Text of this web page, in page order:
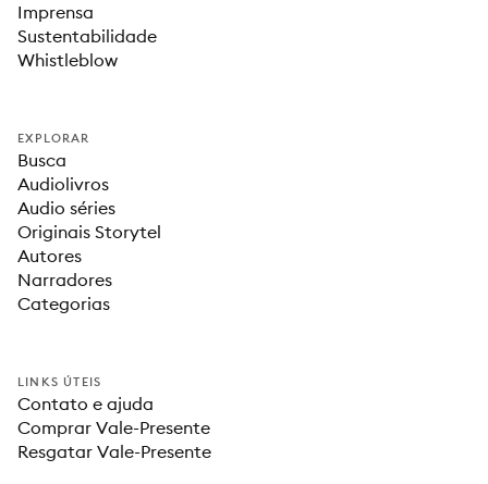
Imprensa
Sustentabilidade
Whistleblow
EXPLORAR
Busca
Audiolivros
Audio séries
Originais Storytel
Autores
Narradores
Categorias
LINKS ÚTEIS
Contato e ajuda
Comprar Vale-Presente
Resgatar Vale-Presente